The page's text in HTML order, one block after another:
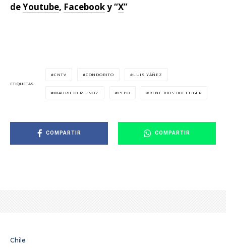
deYoutube, Facebooky “X”
ETIQUETAS
CNTV CONDORITO LUIS YÁÑEZ
MAURICIO MUÑOZ PEPO RENÉ RÍOS BOETTIGER
COMPARTIR COMPARTIR
Chile